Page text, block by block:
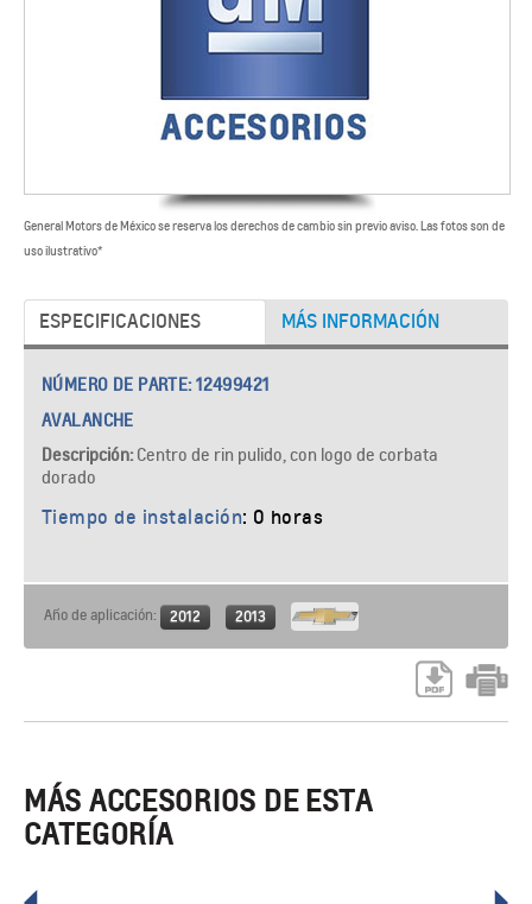
General Motors de México se reserva los derechos de cambio sin previo aviso. Las fotos son de
uso ilustrativo*​
ESPECIFICACIONES MÁS INFORMACIÓN
NÚMERO DE PARTE:12499421
AVALANCHE
Descripción: Centro de rin pulido, con logo de corbata
dorado
Tiempo de instalación: 0 horas
Año de aplicación: 2012 2013
MÁS ACCESORIOS DE ESTA
CATEGORÍA